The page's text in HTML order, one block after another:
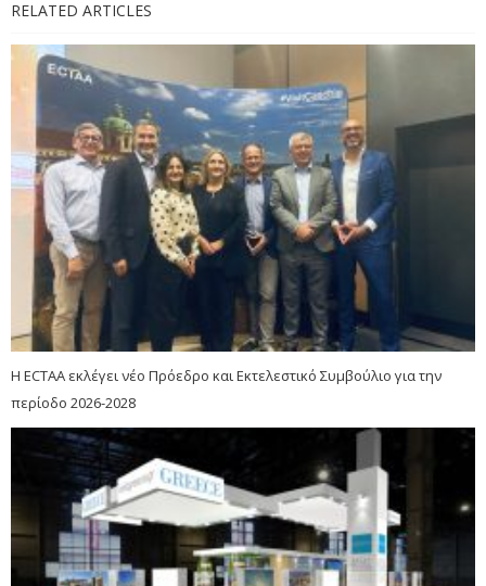
RELATED ARTICLES
Η ECTAA εκλέγει νέο Πρόεδρο και Εκτελεστικό Συμβούλιο για την
περίοδο 2026-2028